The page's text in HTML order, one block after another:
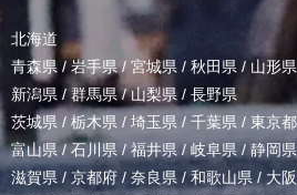
北海道
青森県 / 岩手県/ 宮城県 / 秋田県 / 山形県
新潟県 /群馬県/山梨県 / 長野県
茨城県 / 栃木県 / 埼玉県 / 千葉県 / 東京都
富山県 /石川県/福井県/岐阜県 / 静岡県
滋賀県 / 京都府 / 奈良県 / 和歌山県/ 大